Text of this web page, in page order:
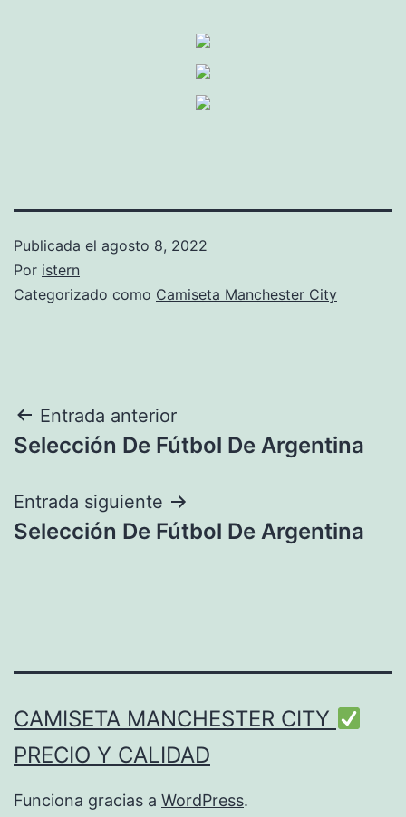
Publicada el agosto 8, 2022
Por istern
Categorizado como Camiseta Manchester City
Navegación
de
entradas
Entrada anterior
Selección De Fútbol De Argentina
Entrada siguiente
Selección De Fútbol De Argentina
CAMISETA MANCHESTER CITY
PRECIO Y CALIDAD
Funciona gracias a WordPress.